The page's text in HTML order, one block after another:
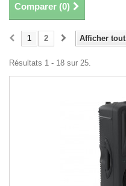
Comparer (0)
Afficher tout
1 2
Résultats 1 - 18 sur 25.